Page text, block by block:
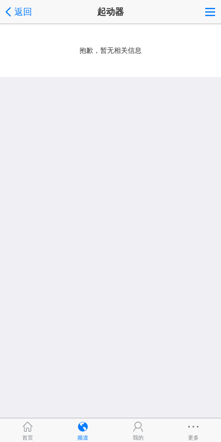
返回 起动器
抱歉，暂无相关信息
首页 频道 我的 更多